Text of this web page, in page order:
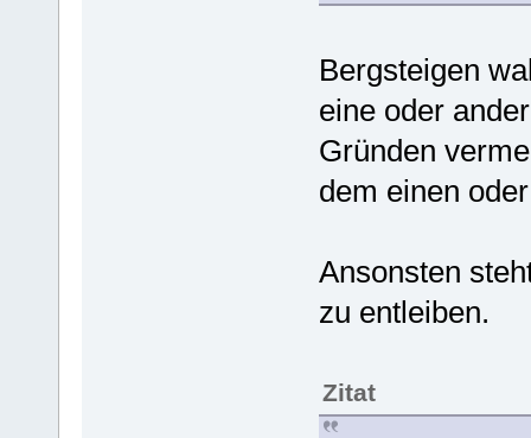
Bergsteigen
eine oder
Gründen
dem einen
Ansonsten
zu entleiben.
Zitat